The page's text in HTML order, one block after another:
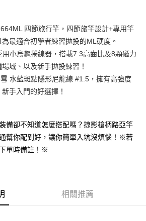
彰化商業銀行
台北富邦商業銀行
兆豐國際商業銀行
台中商業銀行
華泰商業銀行
遠東國際商業銀行
永豐商業銀行
，台灣大哥大用戶可立即使用無須另外申請。
分期」，訂單成立後會自動跳轉到大哥付的交易
及費用金額請依後續交易確認頁面所載為準。
，「大哥付你分期」於每月結算日後寄送繳費提
】
流程】
先享後付」後，將跳轉至「AFTEE先享後付」
四節旅行竿，四節旅竿設計+專用竿
最適合初學者練習拋投的ML硬度。
用小烏龜捲線器，搭載7:3高齒比及8顆磁力
域、以及新手拋投練習！
水藍斑點隱形尼龍線 #1.5，擁有高強度
手入門的好選擇！
備卻不知道怎麼搭配嗎？掠影槍柄路亞竿
幫你配到好，讓你簡單入坑沒煩惱！※若
單時備註！※
相關推薦